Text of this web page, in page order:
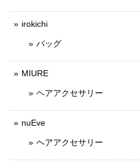
irokichi
バッグ
MIURE
ヘアアクセサリー
nuEve
ヘアアクセサリー